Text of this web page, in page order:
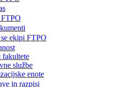
ekipi FTPO
fakultete
službe
enote
in razpisi